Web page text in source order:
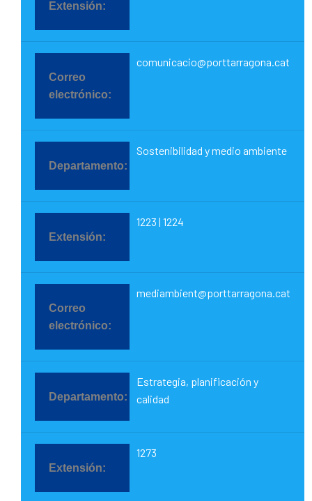
comunicacio@porttarragona.cat
Sostenibilidad y medio ambiente
1223 | 1224
mediambient@porttarragona.cat
Estrategia, planificación y
calidad
1273